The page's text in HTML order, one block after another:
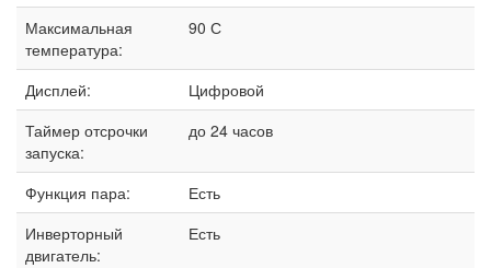
Максимальная
температура:
90 С
Дисплей:
Цифровой
Таймер отсрочки
запуска:
до 24 часов
Функция пара:
Есть
Инверторный
двигатель:
Есть